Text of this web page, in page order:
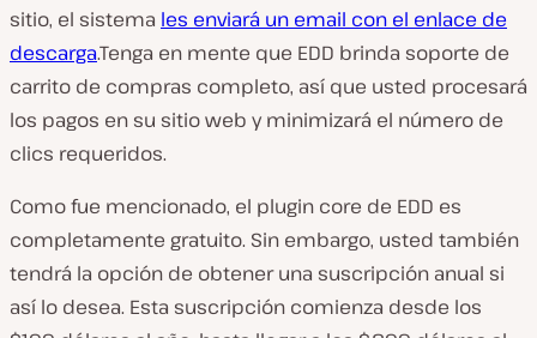
sitio, el sistema les enviará un email con el enlace de
descarga.Tenga en mente que EDD brinda soporte de
carrito de compras completo, así que usted procesará
los pagos en su sitio web y minimizará el número de
clics requeridos.
Como fue mencionado, el plugin core de EDD es
completamente gratuito. Sin embargo, usted también
tendrá la opción de obtener una suscripción anual si
así lo desea. Esta suscripción comienza desde los